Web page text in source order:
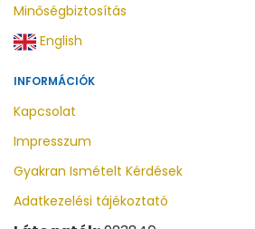
Minőségbiztosítás
English
INFORMÁCIÓK
Kapcsolat
Impresszum
Gyakran Ismételt Kérdések
Adatkezelési tájékoztató